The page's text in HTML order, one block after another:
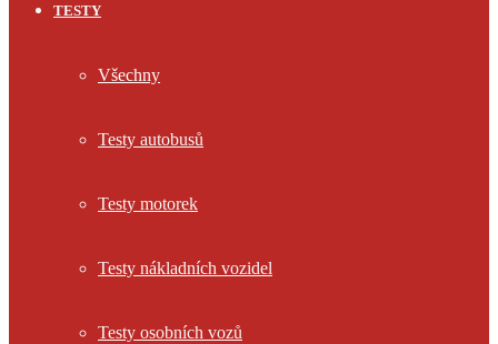
TESTY
Všechny
Testy autobusů
Testy motorek
Testy nákladních vozidel
Testy osobních vozů